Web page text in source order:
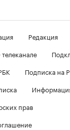
Редакция
Подписка на
прав